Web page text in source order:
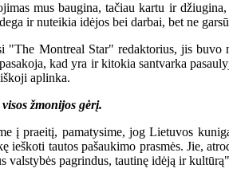
mus baugina, tačiau kartu ir
ir nuteikia idėjos bei darbai, bet ne
Montreal Star" redaktorius, jis buvo
kad yra ir kitokia santvarka
aplinka.
žmonijos gėrį.
praeitį, pamatysime, jog Lietuvos
tautos pašaukimo prasmės. Jie,
valstybės pagrindus, tautinę idėją ir